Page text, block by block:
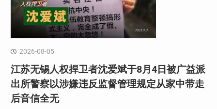
2026-08-05
江苏无锡人权捍卫者沈爱斌于8月4日被广益派
出所警察以涉嫌违反监督管理规定从家中带走
后音信全无